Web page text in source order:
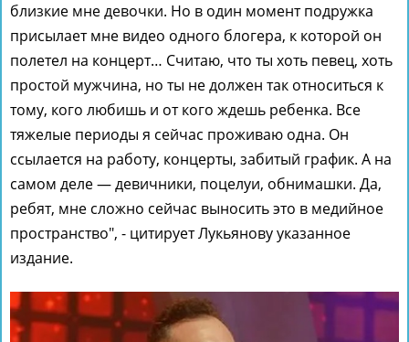
близкие мне девочки. Но в один момент подружка
присылает мне видео одного блогера, к которой он
полетел на концерт… Считаю, что ты хоть певец, хоть
простой мужчина, но ты не должен так относиться к
тому, кого любишь и от кого ждешь ребенка. Все
тяжелые периоды я сейчас проживаю одна. Он
ссылается на работу, концерты, забитый график. А на
самом деле — девичники, поцелуи, обнимашки. Да,
ребят, мне сложно сейчас выносить это в медийное
пространство", - цитирует Лукьянову указанное
издание.